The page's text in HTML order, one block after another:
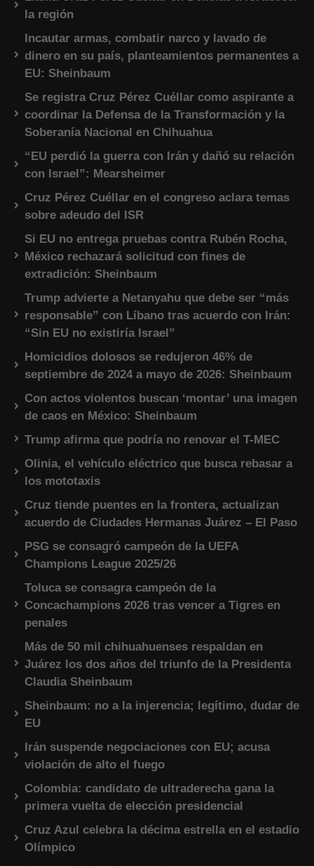
la región
Incautar armas, combatir narco y lavado de
dinero en su país, planteamientos permanentes a
EU: Sheinbaum
Se registra Cruz Pérez Cuéllar como aspirante a
coordinar la Defensa de la Transformación y la
Soberanía Nacional en Chihuahua
“EU perdió la guerra con Irán y dañó su relación
con Israel”: Mearsheimer
Cruz Pérez Cuéllar en el congreso aclara temas
sobre adeudo del ISR
Si EU no entrega pruebas contra Rubén Rocha,
México rechazará solicitud con fines de
extradición: Sheinbaum
Trump advierte a Netanyahu que debe ser “más
responsable” con Líbano tras acuerdo con Irán:
“Sin EU no existiría Israel”
Homicidios dolosos se redujeron 46% de
septiembre de 2024 a mayo de 2026: Sheinbaum
Con actos violentos buscan ‘montar’ una imagen
de caos en México: Sheinbaum
Trump afirma que podría no renovar el T-MEC
Olinia, el vehículo eléctrico que busca rebasar a
los mototaxis
Cruz tiende puentes en la frontera, actualizan
acuerdo de Ciudades Hermanas Juárez – El Paso
PSG se consagró campeón de la UEFA
Champions League 2025/26
Toluca se consagra campeón de la
Concachampions 2026 tras vencer a Tigres en
penales
Más de 50 mil chihuahuenses respaldan en
Juárez los dos años del triunfo de la Presidenta
Claudia Sheinbaum
Sheinbaum: no a la injerencia; legítimo, dudar de
EU
Irán suspende negociaciones con EU; acusa
violación de alto el fuego
Colombia: candidato de ultraderecha gana la
primera vuelta de elección presidencial
Cruz Azul celebra la décima estrella en el estadio
Olímpico